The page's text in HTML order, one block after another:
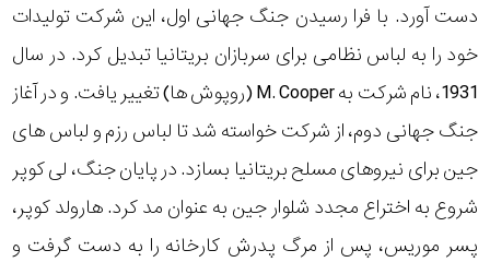
دست آورد. با فرا رسیدن جنگ جهانی اول، این شرکت تولیدات
خود را به لباس نظامی برای سربازان بریتانیا تبدیل کرد. در سال
1931، نام شرکت به M. Cooper (روپوش ها) تغییر یافت. و در آغاز
جنگ جهانی دوم، از شرکت خواسته شد تا لباس رزم و لباس های
جین برای نیروهای مسلح بریتانیا بسازد. در پایان جنگ، لی کوپر
شروع به اختراع مجدد شلوار جین به عنوان مد کرد. هارولد کوپر،
پسر موریس، پس از مرگ پدرش کارخانه را به دست گرفت و